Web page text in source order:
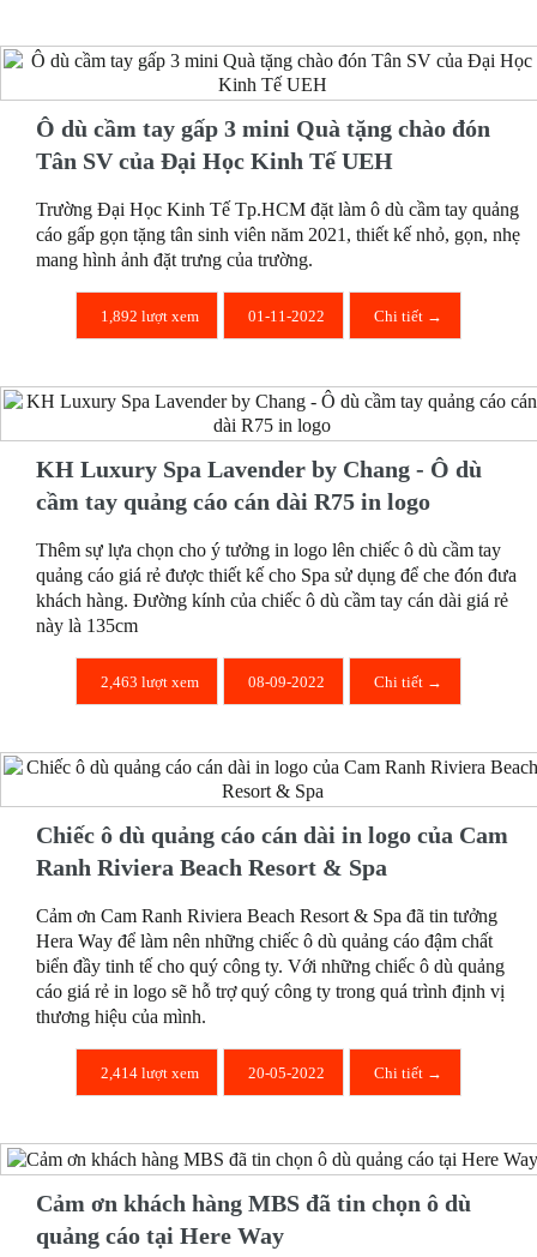
Ô dù cầm tay gấp 3 mini Quà tặng chào đón
Tân SV của Đại Học Kinh Tế UEH
Trường Đại Học Kinh Tế Tp.HCM đặt làm ô dù cầm tay quảng
cáo gấp gọn tặng tân sinh viên năm 2021, thiết kế nhỏ, gọn, nhẹ
mang hình ảnh đặt trưng của trường.
1,892 lượt xem 01-11-2022 Chi tiết →
KH Luxury Spa Lavender by Chang - Ô dù
cầm tay quảng cáo cán dài R75 in logo
Thêm sự lựa chọn cho ý tưởng in logo lên chiếc ô dù cầm tay
quảng cáo giá rẻ được thiết kế cho Spa sử dụng để che đón đưa
khách hàng. Đường kính của chiếc ô dù cầm tay cán dài giá rẻ
này là 135cm
2,463 lượt xem 08-09-2022 Chi tiết →
Chiếc ô dù quảng cáo cán dài in logo của Cam
Ranh Riviera Beach Resort & Spa
Cảm ơn Cam Ranh Riviera Beach Resort & Spa đã tin tưởng
Hera Way để làm nên những chiếc ô dù quảng cáo đậm chất
biển đầy tinh tế cho quý công ty. Với những chiếc ô dù quảng
cáo giá rẻ in logo sẽ hỗ trợ quý công ty trong quá trình định vị
thương hiệu của mình.
2,414 lượt xem 20-05-2022 Chi tiết →
Cảm ơn khách hàng MBS đã tin chọn ô dù
quảng cáo tại Here Way